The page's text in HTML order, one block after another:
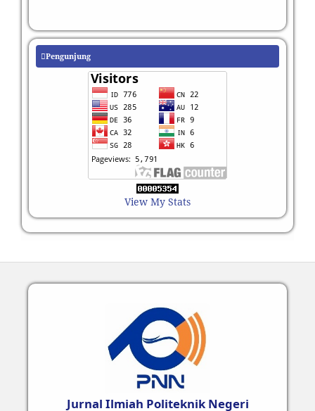
Pengunjung
View My Stats
Jurnal Ilmiah Politeknik Negeri